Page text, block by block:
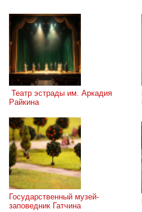
Райкина
Государственный музей-
заповедник Гатчина